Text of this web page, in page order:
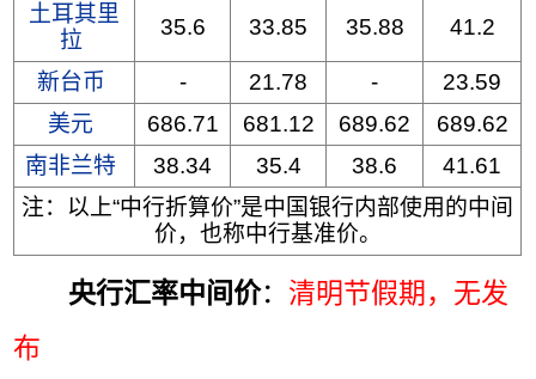
土耳其里
拉
35.6 33.85 35.88 41.2
新台币 - 21.78 -
23.59
美元
686.71 681.12 689.62
689.62
南非兰特
38.34 35.4 38.6
41.61
注：以上“中行折算价”是中国银行内部使用的中间
价，也称中行基准价。
央行汇率中间价： 清明节假期，无发
布